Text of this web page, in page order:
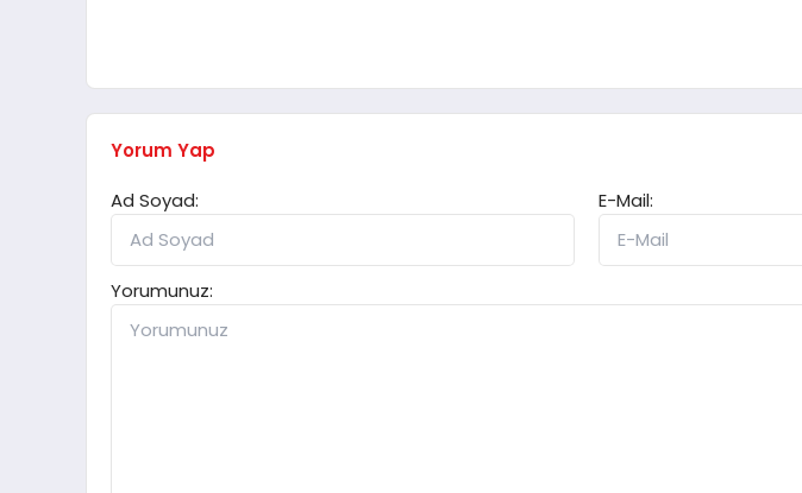
Yorum Yap
Ad Soyad:
E-Mail:
Yorumunuz: